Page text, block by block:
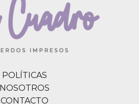
POLÍTICAS
NOSOTROS
CONTACTO